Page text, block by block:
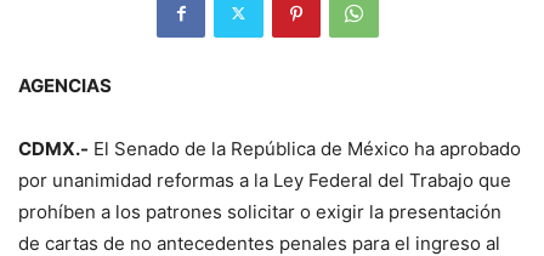
AGENCIAS
CDMX.- El Senado de la República de México ha aprobado
por unanimidad reformas a la Ley Federal del Trabajo que
prohíben a los patrones solicitar o exigir la presentación
de cartas de no antecedentes penales para el ingreso al